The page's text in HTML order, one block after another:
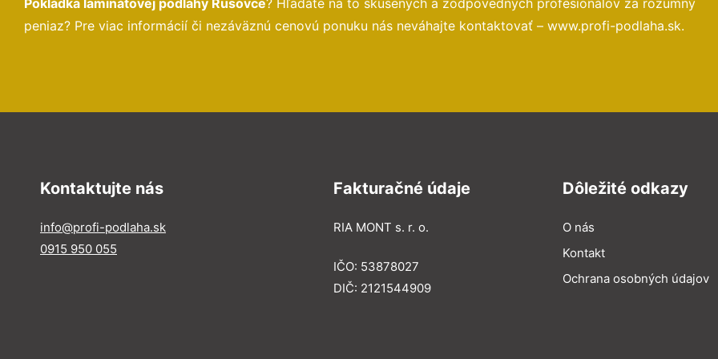
peniaz? Pre viac informácií či nezáväznú cenovú ponuku nás neváhajte kontaktovať – www.profi-podlaha.sk.
Kontaktujte nás
info@profi-podlaha.sk
0915 950 055
Fakturačné údaje
RIA MONT s. r. o.
IČO: 53878027
DIČ: 2121544909
Dôležité odkazy
O nás
Kontakt
Ochrana osobných údajov